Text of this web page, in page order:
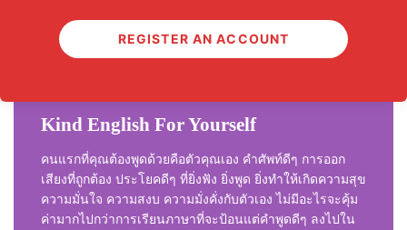
REGISTER AN ACCOUNT
Kind English For Yourself
คนแรกที่คุณต้องพูดด้วยคือตัวคุณเอง คำศัพท์ดีๆ การออก
เสียงที่ถูกต้อง ประโยคดีๆ ที่ยิ่งฟัง ยิ่งพูด ยิ่งทำให้เกิดความสุข
ความมั่นใจ ความสงบ ความมั่งคั่งกับตัวเอง ไม่มีอะไรจะคุ้ม
ค่ามากไปกว่าการเรียนภาษาที่จะป้อนแต่คำพูดดีๆ ลงไปใน